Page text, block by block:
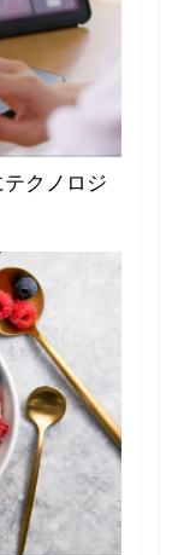
クノロジ